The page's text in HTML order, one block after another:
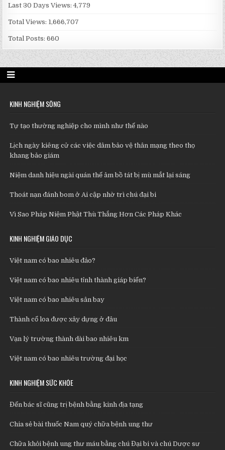
Last 30 Days Views:4,779
Total Views: 1,666,707
Total Posts:660
KINH NGHIỆM SỐNG
Tự tạo thường nghiệp cho mình như thế nào
Lịch ngày kiêng cử các việc dâm bảo vệ thân mạng theo thọ
khang bảo giám
Niệm danh hiệu ngài quán thế âm bồ tát bị mù mắt lại sáng
Thoát nạn đánh bom ở Ai cập nhờ trì chú đại bi
Vì Sao Pháp Niệm Phật Thù Thắng Hơn Các Pháp Khác
KINH NGHIỆM GIÁO DỤC
Việt nam có bao nhiêu đảo?
Việt nam có bao nhiêu tỉnh thành giáp biển?
Việt nam có bao nhiêu sân bay
Thành cổ loa được xây dựng ở đâu
Vạn lý trường thành dài bao nhiêu km
Việt nam có bao nhiêu trường đại học
KINH NGHIỆM SỨC KHỎE
Đến bác sĩ cũng trị bệnh bằng kinh địa tạng
Chia sẻ bài thuốc Nam quý chữa bệnh ung thư
Chữa khỏi bệnh ung thư máu bằng chú Đại bi và chú Dược sư